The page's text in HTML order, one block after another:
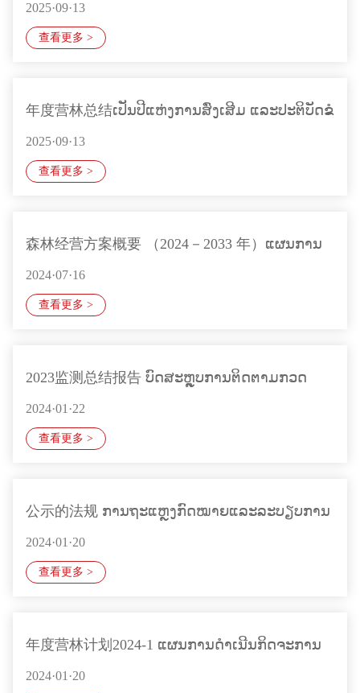
ກວດກາປ່າ
2025·09·13
查看更多 >
年度营林总结ເປັນປີແຫ່ງການສົ່ງເສີມ ແລະປະຕິບັດຂໍ
2025·09·13
查看更多 >
森林经营方案概要 （2024－2033 年）ແຜນການ
ດາເນນກດຈະການ
2024·07·16
查看更多 >
2023监测总结报告 ບົດສະຫຼຸບການຕິດຕາມກວດ
ກາ2023
2024·01·22
查看更多 >
公示的法规 ການຖະແຫຼງກົດໝາຍແລະລະບຽບການ
2024·01·20
查看更多 >
年度营林计划2024-1 ແຜນການດໍາເນີນກິດຈະການ
ປ່າໄມ
2024·01·20